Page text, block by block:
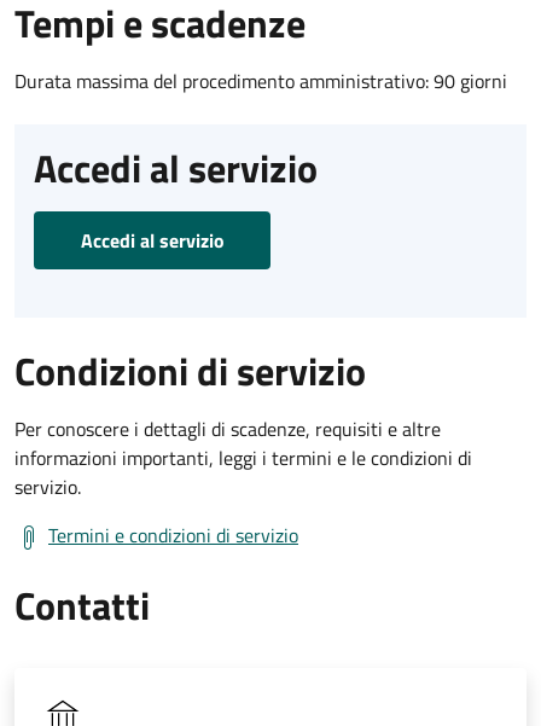
Tempi e scadenze
Durata massima del procedimento amministrativo: 90 giorni
Accedi al servizio
Accedi al servizio
Condizioni di servizio
Per conoscere i dettagli di scadenze, requisiti e altre
informazioni importanti, leggi i termini e le condizioni di
servizio.
Termini e condizioni di servizio
Contatti